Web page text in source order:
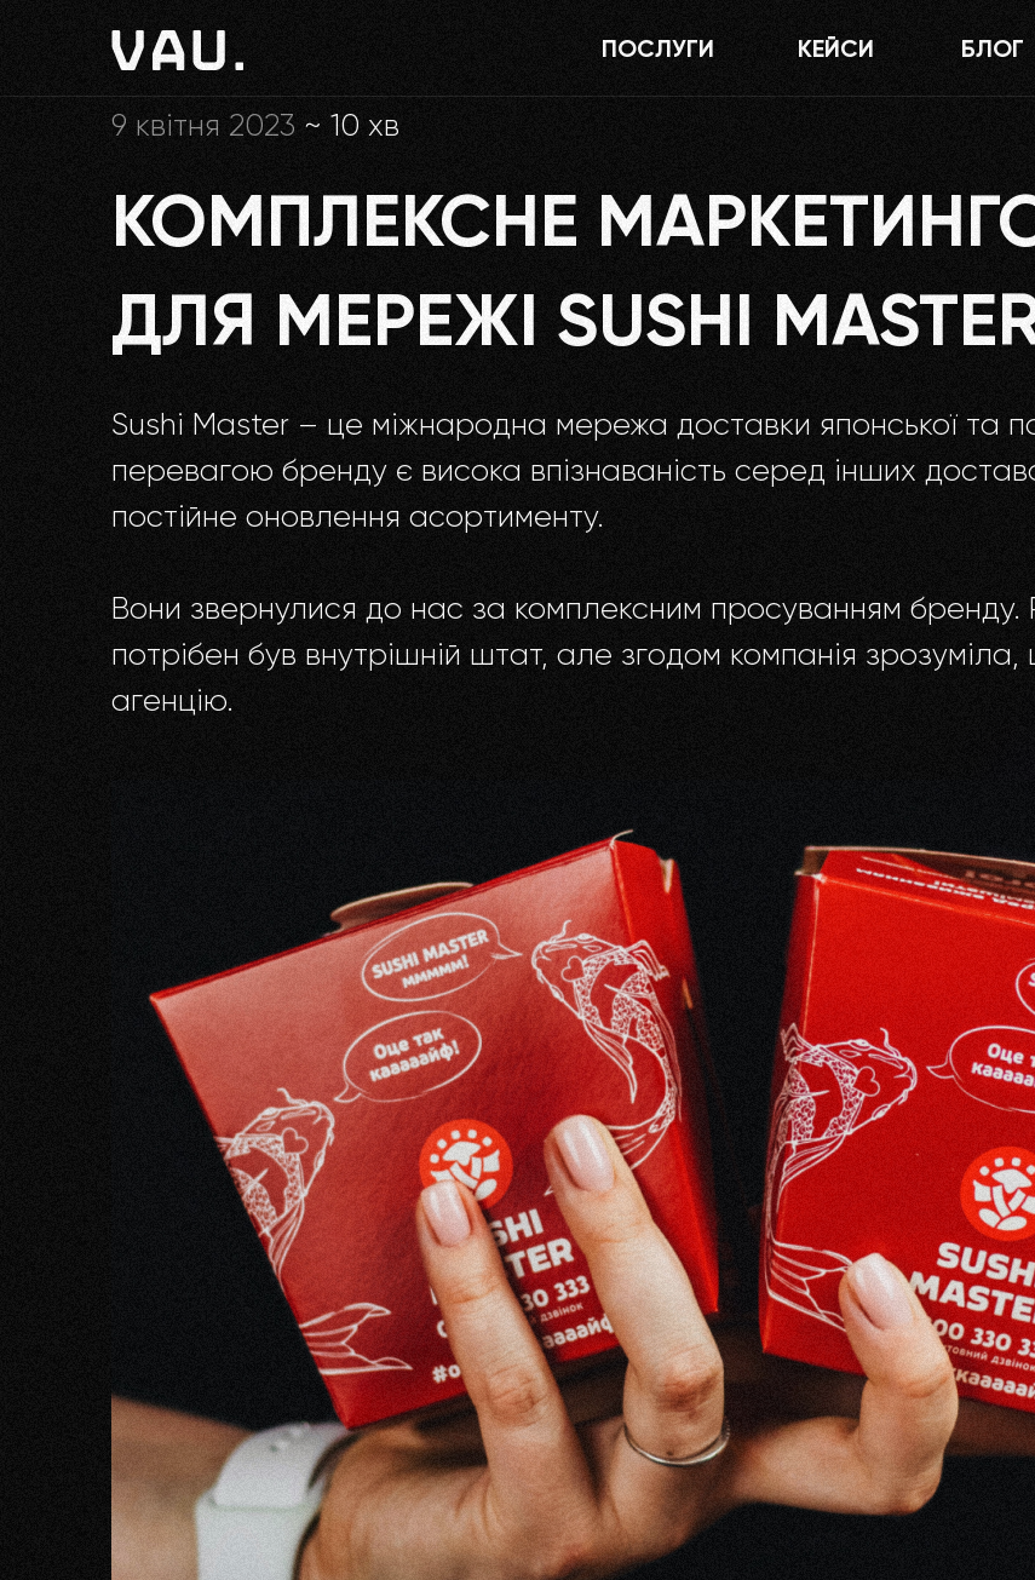
КЕЙСИ
ПОСЛУГИ БЛОГ
Головна Комплексне маркетингове рішення для мережі Sushi Master: як це було
9 квітня 2023 ~ 10 хв
КОМПЛЕКСНЕ
ДЛЯ МЕРЕЖІ SUSHI
Sushi Master – це міжнародна мережа доставки японської та
перевагою бренду є висока впізнаваність серед інших
постійне оновлення асортименту.
Вони звернулися до нас за комплексним просуванням бренду.
потрібен був внутрішній штат, але згодом компанія
агенцію.